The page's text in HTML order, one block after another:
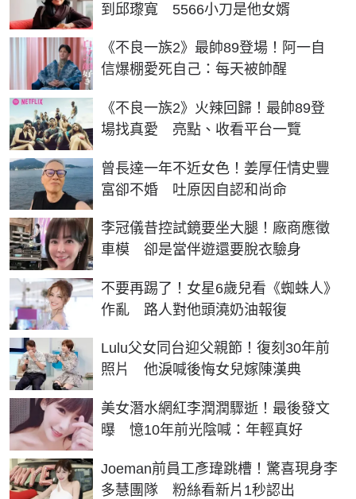
到邱瓈寬 5566小刀是他女婿
《不良一族2》最帥89登場！阿一自
信爆棚愛死自己：每天被帥醒
《不良一族2》火辣回歸！最帥89登
場找真愛 亮點、收看平台一覽
曾長達一年不近女色！姜厚任情史豐
富卻不婚 吐原因自認和尚命
李冠儀昔控試鏡要坐大腿！廠商應徵
車模 卻是當伴遊還要脫衣驗身
不要再踢了！女星6歲兒看《蜘蛛人》
作亂 路人對他頭澆奶油報復
Lulu父女同台迎父親節！復刻30年前
照片 他淚喊後悔女兒嫁陳漢典
美女潛水網紅李潤潤驟逝！最後發文
曝 憶10年前光陰喊：年輕真好
Joeman前員工彥瑋跳槽！驚喜現身李
多慧團隊 粉絲看新片1秒認出